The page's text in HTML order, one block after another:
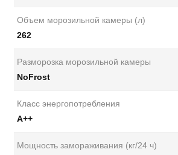
Объем морозильной камеры (л)
262
Разморозка морозильной камеры
NoFrost
Класс энергопотребления
A++
Мощность замораживания (кг/24 ч)